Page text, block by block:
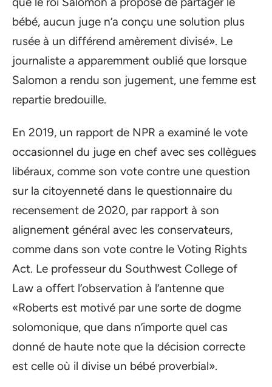
bébé, aucun juge n’a conçu une solution plus
rusée à un différend amèrement divisé». Le
journaliste a apparemment oublié que lorsque
Salomon a rendu son jugement, une femme est
repartie bredouille.
En 2019, un rapport de NPR a examiné le vote
occasionnel du juge en chef avec ses collègues
libéraux, comme son vote contre une question
sur la citoyenneté dans le questionnaire du
recensement de 2020, par rapport à son
alignement général avec les conservateurs,
comme dans son vote contre le Voting Rights
Act. Le professeur du Southwest College of
Law a offert l’observation à l’antenne que
«Roberts est motivé par une sorte de dogme
solomonique, que dans n’importe quel cas
donné de haute note que la décision correcte
est celle où il divise un bébé proverbial».